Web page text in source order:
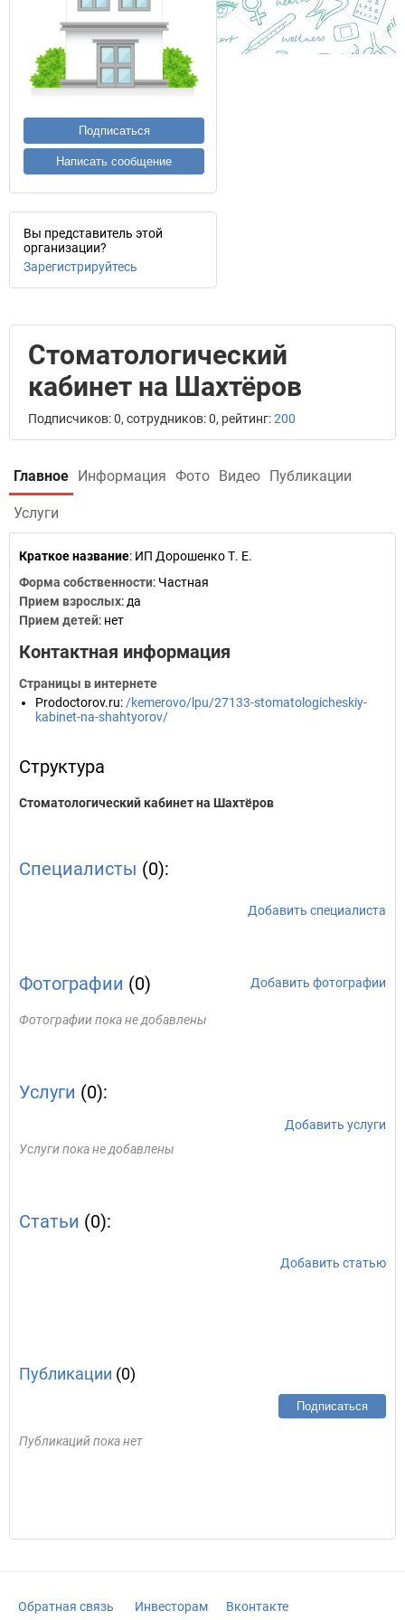
Подписаться
Написать сообщение
Вы представитель этой
организации?
Зарегистрируйтесь
Стоматологический
кабинет на Шахтёров
Подписчиков: 0, сотрудников: 0, рейтинг:200
Главное Информация Фото Видео Публикации
Услуги
Краткое название: ИП Дорошенко Т. Е.
Форма собственности: Частная
Прием взрослых: да
Прием детей: нет
Контактная информация
Страницы в интернете
Prodoctorov.ru: /kemerovo/lpu/27133-stomatologicheskiy-
kabinet-na-shahtyorov/
Структура
Стоматологический кабинет на Шахтёров
Специалисты (0):
Добавить специалиста
Фотографии (0) Добавить фотографии
Фотографии пока не добавлены
Услуги (0):
Добавить услуги
Услуги пока не добавлены
Статьи (0):
Добавить статью
Публикации (0)
Подписаться
Публикаций пока нет
Обратная связь Инвесторам Вконтакте